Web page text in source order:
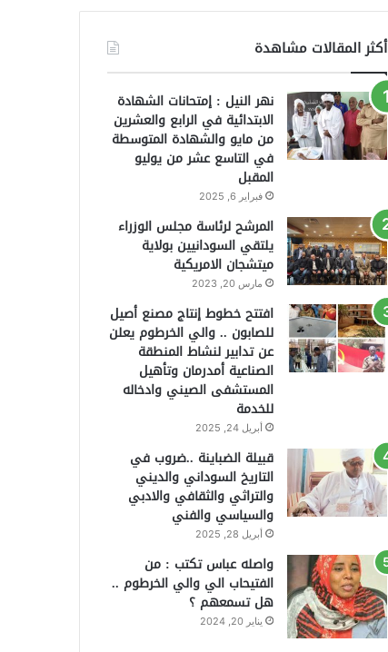
أكثر المقالات مشاهدة
نهر النيل : إمتحانات الشهادة
الابتدائية في الرابع والعشرين
من مايو والشهادة المتوسطة
في التاسع عشر من يوليو
المقبل
فبراير 6, 2025
المرشح لرئاسة مجلس الوزراء
يلتقي السودانيين بولاية
ميتشجان الامريكية
مارس 20, 2023
افتتح خطوط إنتاج مصنع أصيل
للصابون .. والي الخرطوم يعلن
عن تدابير لنشاط المنطقة
الصناعية أمدرمان وتأهيل
المستشفى الصيني وادخاله
للخدمة
أبريل 24, 2025
قبيلة الضباينة ..ضروب في
التاريخ السوداني والديني
والتراثي والثقافي والادبي
والسياسي والفني
أبريل 28, 2025
واصله عباس تكتب : من
الفتيحاب الي والي الخرطوم ..
هل تسمعهم ؟
يناير 20, 2024